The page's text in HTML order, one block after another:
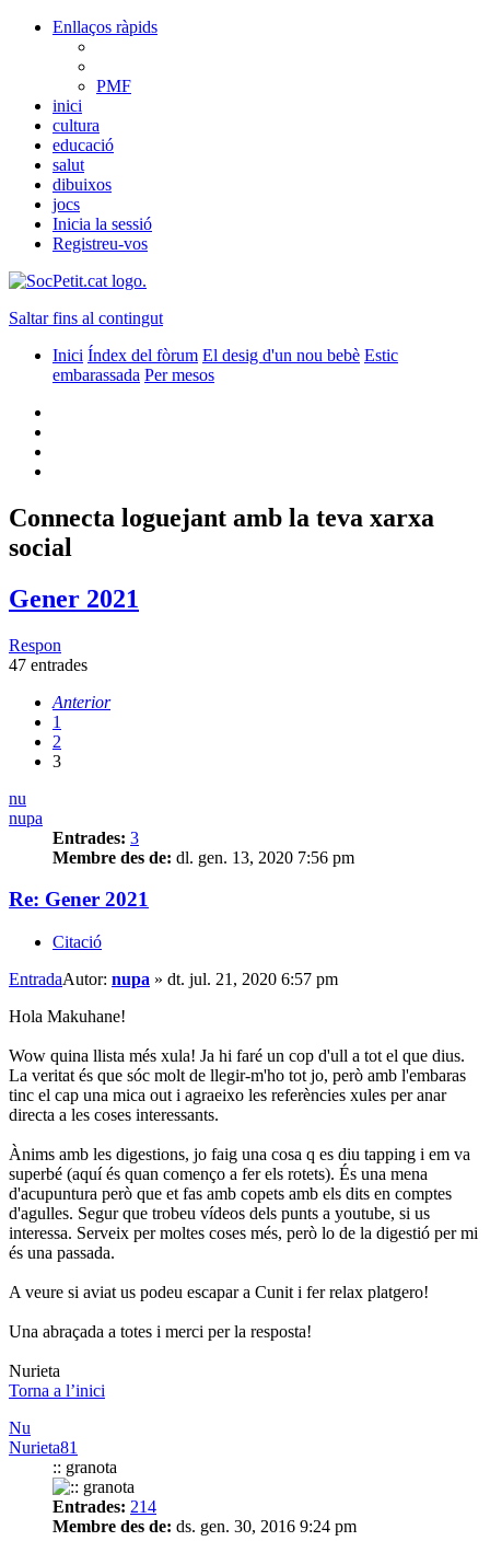
Enllaços ràpids
PMF
inici
cultura
educació
salut
dibuixos
jocs
Inicia la sessió
Registreu-vos
Saltar fins al contingut
Inici Índex del fòrum El desig d'un nou bebè Estic
embarassada Per mesos
Connecta loguejant amb la teva xarxa
social
Gener 2021
Respon
47 entrades
Anterior
1
2
3
nu
nupa
Entrades: 3
Membre des de: dl. gen. 13, 2020 7:56 pm
Re: Gener 2021
Citació
EntradaAutor: nupa » dt. jul. 21, 2020 6:57 pm
Hola Makuhane!
Wow quina llista més xula! Ja hi faré un cop d'ull a tot el que dius.
La veritat és que sóc molt de llegir-m'ho tot jo, però amb l'embaras
tinc el cap una mica out i agraeixo les referències xules per anar
directa a les coses interessants.
Ànims amb les digestions, jo faig una cosa q es diu tapping i em va
superbé (aquí és quan començo a fer els rotets). És una mena
d'acupuntura però que et fas amb copets amb els dits en comptes
d'agulles. Segur que trobeu vídeos dels punts a youtube, si us
interessa. Serveix per moltes coses més, però lo de la digestió per mi
és una passada.
A veure si aviat us podeu escapar a Cunit i fer relax platgero!
Una abraçada a totes i merci per la resposta!
Nurieta
Torna a l’inici
Nu
Nurieta81
:: granota
Entrades: 214
Membre des de: ds. gen. 30, 2016 9:24 pm